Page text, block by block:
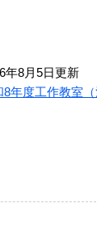
年8月5日更新
8年度工作教室